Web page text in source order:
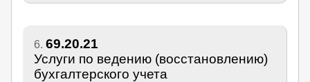
6. 69.20.21
Услуги по ведению (восстановлению)
бухгалтерского учета